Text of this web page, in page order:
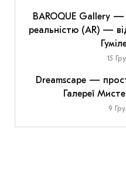
BAROQUE Gallery —
реальністю (AR) —
15
Dreamscape —
Галереї
9